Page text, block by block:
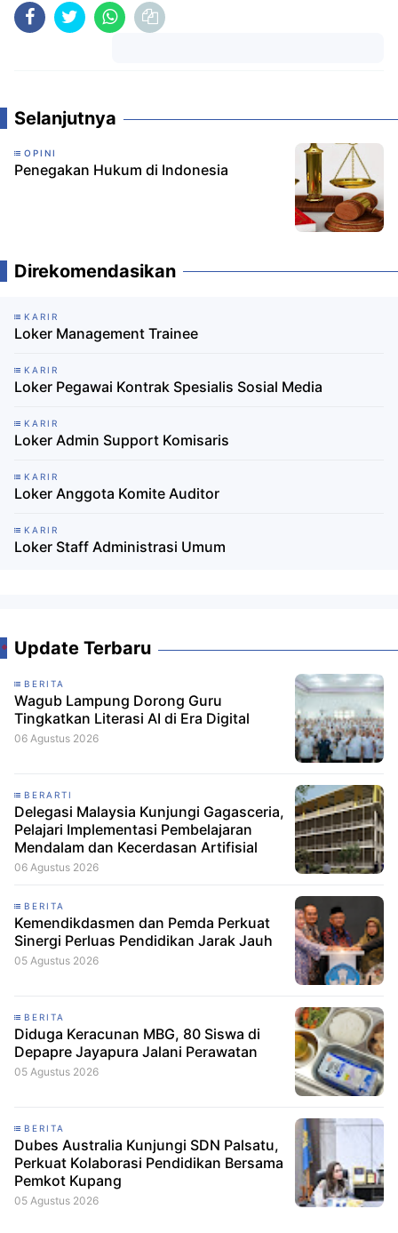
Selanjutnya
OPINI
Penegakan Hukum di Indonesia
Direkomendasikan
KARIR
Loker Management Trainee
KARIR
Loker Pegawai Kontrak Spesialis Sosial Media
KARIR
Loker Admin Support Komisaris
KARIR
Loker Anggota Komite Auditor
KARIR
Loker Staff Administrasi Umum
Update Terbaru
BERITA
Wagub Lampung Dorong Guru
Tingkatkan Literasi AI di Era Digital
06 Agustus 2026
BERARTI
Delegasi Malaysia Kunjungi Gagasceria,
Pelajari Implementasi Pembelajaran
Mendalam dan Kecerdasan Artifisial
06 Agustus 2026
BERITA
Kemendikdasmen dan Pemda Perkuat
Sinergi Perluas Pendidikan Jarak Jauh
05 Agustus 2026
BERITA
Diduga Keracunan MBG, 80 Siswa di
Depapre Jayapura Jalani Perawatan
05 Agustus 2026
BERITA
Dubes Australia Kunjungi SDN Palsatu,
Perkuat Kolaborasi Pendidikan Bersama
Pemkot Kupang
05 Agustus 2026